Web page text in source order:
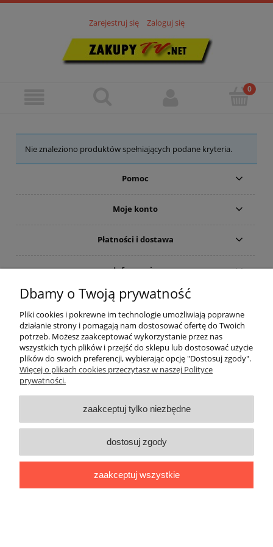
Zarejestruj się Zaloguj się
Nie znaleziono produktów spełniających podane kryteria.
Pomoc
Moje konto
Płatności i dostawa
Informacje
ZakupyTV.net
| Al. Wojska Polskiego 86 | 65-762 Zielona Góra |
woj. lubuskie | tel: 535 937 897 | mail: groupsale@poczta.fm
pokaż pełną wersję strony
Sklep internetowy Shoper.pl
Dbamy o Twoją prywatność
Pliki cookies i pokrewne im technologie umożliwiają poprawne
działanie strony i pomagają nam dostosować ofertę do Twoich
potrzeb. Możesz zaakceptować wykorzystanie przez nas
wszystkich tych plików i przejść do sklepu lub dostosować użycie
plików do swoich preferencji, wybierając opcję "Dostosuj zgody".
Więcej o plikach cookies przeczytasz w naszej Polityce
prywatności.
zaakceptuj tylko niezbędne
dostosuj zgody
zaakceptuj wszystkie